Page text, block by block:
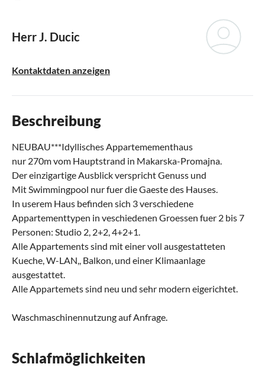
Herr J. Ducic
Kontaktdaten anzeigen
Beschreibung
NEUBAU***Idyllisches Appartemementhaus
nur 270m vom Hauptstrand in Makarska-Promajna.
Der einzigartige Ausblick verspricht Genuss und
Mit Swimmingpool nur fuer die Gaeste des Hauses.
In userem Haus befinden sich 3 verschiedene
Appartementtypen in veschiedenen Groessen fuer 2 bis 7
Personen: Studio 2, 2+2, 4+2+1.
Alle Appartements sind mit einer voll ausgestatteten
Kueche, W-LAN,, Balkon, und einer Klimaanlage
ausgestattet.
Alle Appartemets sind neu und sehr modern eigerichtet.
Waschmaschinennutzung auf Anfrage.
Schlafmöglichkeiten